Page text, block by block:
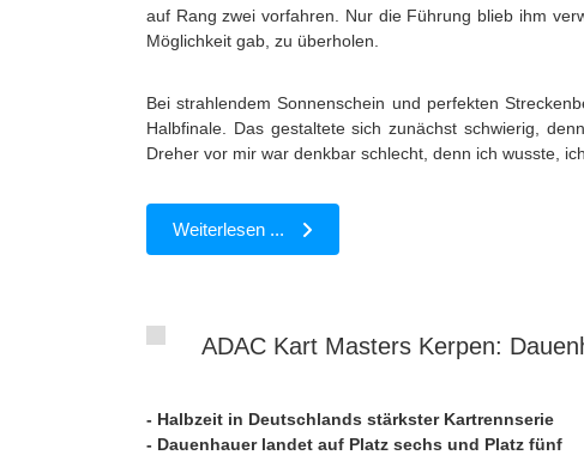
auf Rang zwei vorfahren. Nur die Führung blieb ihm
Möglichkeit gab, zu überholen.
Bei strahlendem Sonnenschein und perfekten
Halbfinale. Das gestaltete sich zunächst schwierig,
Dreher vor mir war denkbar schlecht, denn ich wusste,
Weiterlesen ...
ADAC Kart Masters Kerpen:
- Halbzeit in Deutschlands stärkster Kartrennserie
- Dauenhauer landet auf Platz sechs und Platz fünf